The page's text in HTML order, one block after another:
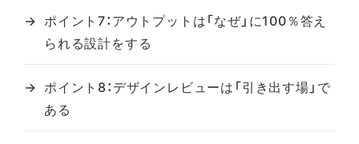
ポイント7：アウトプットは「なぜ」に100％答え
られる設計をする
ポイント8：デザインレビューは「引き出す場」で
ある